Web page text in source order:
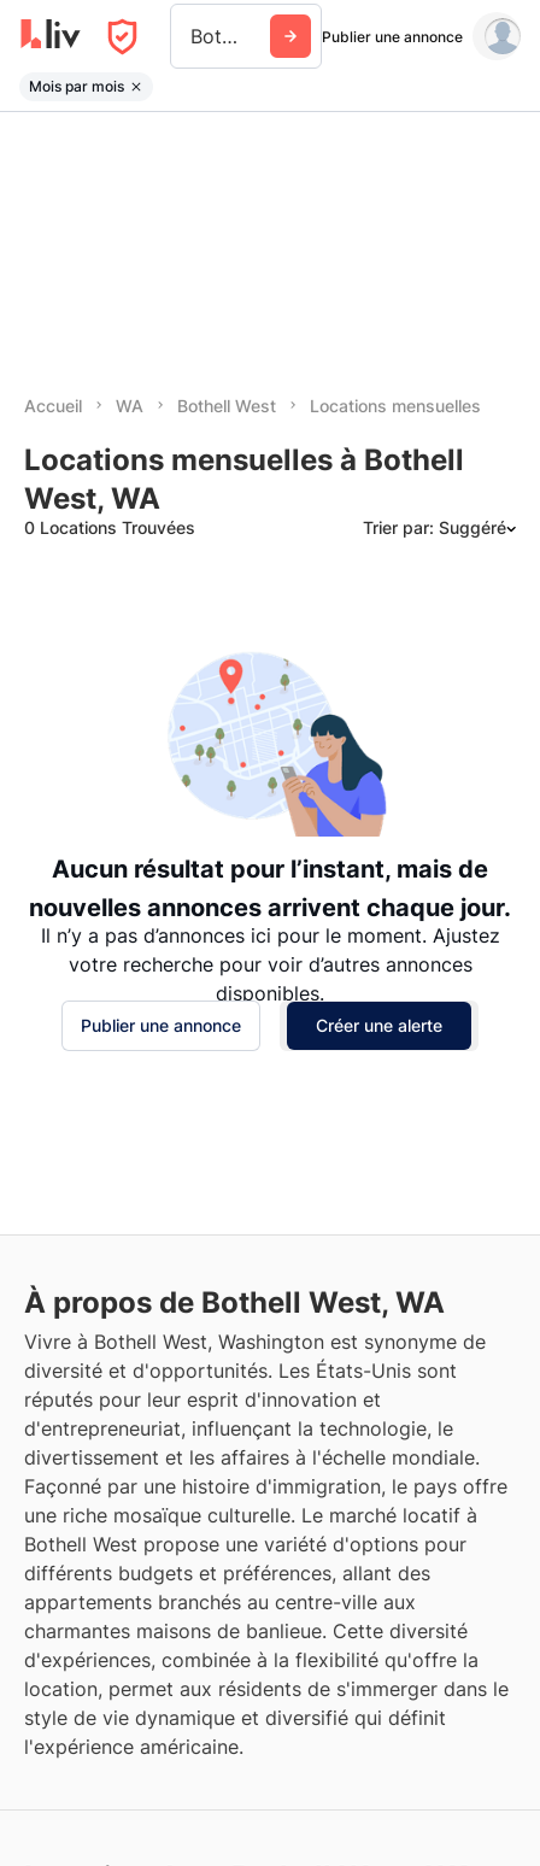
Bothell West Publier une annonce
Mois par mois
Accueil WA Bothell West Locations mensuelles
Locations mensuelles à Bothell
West, WA
0 Locations Trouvées Trier par: Suggéré
Date: les plus anciens d’abord
Aucun résultat pour l’instant, mais de
nouvelles annonces arrivent chaque jour.
Il n’y a pas d’annonces ici pour le moment. Ajustez
votre recherche pour voir d’autres annonces
disponibles.
Publier une annonce Créer une alerte
À propos de Bothell West, WA
Vivre à Bothell West, Washington est synonyme de
diversité et d'opportunités. Les États-Unis sont
réputés pour leur esprit d'innovation et
d'entrepreneuriat, influençant la technologie, le
divertissement et les affaires à l'échelle mondiale.
Façonné par une histoire d'immigration, le pays offre
une riche mosaïque culturelle. Le marché locatif à
Bothell West propose une variété d'options pour
différents budgets et préférences, allant des
appartements branchés au centre-ville aux
charmantes maisons de banlieue. Cette diversité
d'expériences, combinée à la flexibilité qu'offre la
location, permet aux résidents de s'immerger dans le
style de vie dynamique et diversifié qui définit
l'expérience américaine.